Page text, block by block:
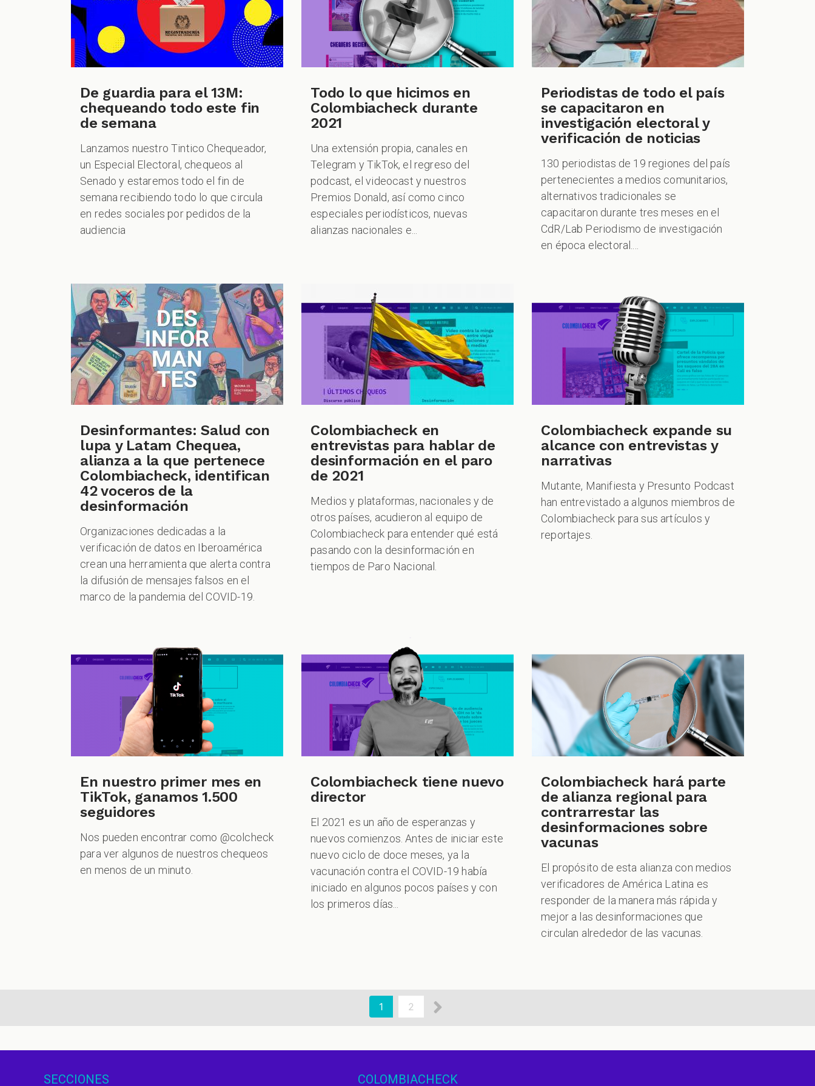
De guardia para el 13M:
chequeando todo este fin
de semana
Lanzamos nuestro Tintico Chequeador,
un Especial Electoral, chequeos al
Senado y estaremos todo el fin de
semana recibiendo todo lo que circula
en redes sociales por pedidos de la
audiencia
Todo lo que hicimos en
Colombiacheck durante
2021
Una extensión propia, canales en
Telegram y TikTok, el regreso del
podcast, el videocast y nuestros
Premios Donald, así como cinco
especiales periodísticos, nuevas
alianzas nacionales e...
Periodistas de todo el país
se capacitaron en
investigación electoral y
verificación de noticias
130 periodistas de 19 regiones del país
pertenecientes a medios comunitarios,
alternativos tradicionales se
capacitaron durante tres meses en el
CdR/Lab Periodismo de investigación
en época electoral....
Desinformantes: Salud con
lupa y Latam Chequea,
alianza a la que pertenece
Colombiacheck, identifican
42 voceros de la
desinformación
Organizaciones dedicadas a la
verificación de datos en Iberoamérica
crean una herramienta que alerta contra
la difusión de mensajes falsos en el
marco de la pandemia del COVID-19.
Colombiacheck en
entrevistas para hablar de
desinformación en el paro
de 2021
Medios y plataformas, nacionales y de
otros países, acudieron al equipo de
Colombiacheck para entender qué está
pasando con la desinformación en
tiempos de Paro Nacional.
Colombiacheck expande su
alcance con entrevistas y
narrativas
Mutante, Manifiesta y Presunto Podcast
han entrevistado a algunos miembros de
Colombiacheck para sus artículos y
reportajes.
En nuestro primer mes en
TikTok, ganamos 1.500
seguidores
Nos pueden encontrar como @colcheck
para ver algunos de nuestros chequeos
en menos de un minuto.
Colombiacheck tiene nuevo
director
El 2021 es un año de esperanzas y
nuevos comienzos. Antes de iniciar este
nuevo ciclo de doce meses, ya la
vacunación contra el COVID-19 había
iniciado en algunos pocos países y con
los primeros días...
Colombiacheck hará parte
de alianza regional para
contrarrestar las
desinformaciones sobre
vacunas
El propósito de esta alianza con medios
verificadores de América Latina es
responder de la manera más rápida y
mejor a las desinformaciones que
circulan alrededor de las vacunas.
Página
actual
1 Page
2
Siguiente
SECCIONES COLOMBIACHECK